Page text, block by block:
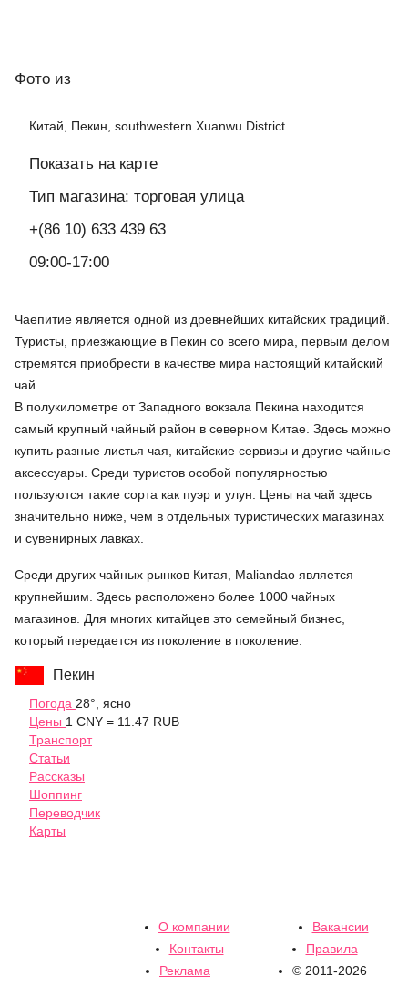
Фото из
Китай, Пекин, southwestern Xuanwu District
Показать на карте
Тип магазина: торговая улица
+(86 10) 633 439 63
09:00-17:00
Чаепитие является одной из древнейших китайских традиций.
Туристы, приезжающие в Пекин со всего мира, первым делом
стремятся приобрести в качестве мира настоящий китайский
чай.
В полукилометре от Западного вокзала Пекина находится
самый крупный чайный район в северном Китае. Здесь можно
купить разные листья чая, китайские сервизы и другие чайные
аксессуары. Среди туристов особой популярностью
пользуются такие сорта как пуэр и улун. Цены на чай здесь
значительно ниже, чем в отдельных туристических магазинах
и сувенирных лавках.
Среди других чайных рынков Китая, Maliandao является
крупнейшим. Здесь расположено более 1000 чайных
магазинов. Для многих китайцев это семейный бизнес,
который передается из поколение в поколение.
Пекин
Погода 28°, ясно
Цены 1 CNY = 11.47 RUB
Транспорт
Статьи
Рассказы
Шоппинг
Переводчик
Карты
О компании
Вакансии
Контакты
Правила
Реклама
© 2011-2026